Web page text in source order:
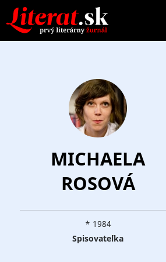
MICHAELA
ROSOVÁ
* 1984
Spisovateľka